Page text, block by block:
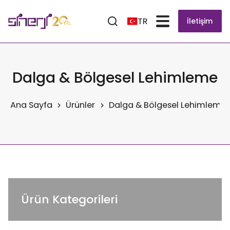
TR İletişim
Dalga & Bölgesel Lehimleme
Ana Sayfa Ürünler Dalga & Bölgesel Lehimleme
Ürün Kategorileri